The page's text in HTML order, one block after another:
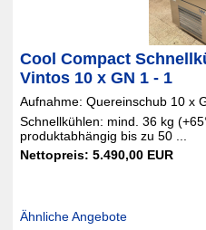
Cool Compact
Vintos 10 x GN 1 - 1
Aufnahme: Quereinschub 10 x
Schnellkühlen: mind. 36 kg
produktabhängig bis zu 50 ...
Nettopreis: 5.490,00 EUR
Ähnliche Angebote